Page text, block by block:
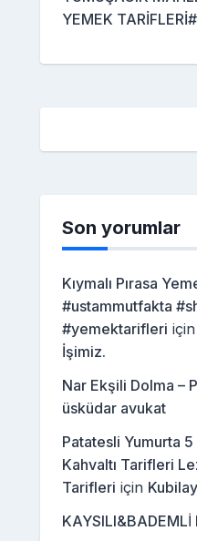
YEMEK
Son yorumlar
Kıymalı Pırasa
#ustammutfakta
#yemektarifleri için
İşimiz.
Nar Ekşili Dolma –
üsküdar avukat
Patatesli Yumurta
Kahvaltı Tarifleri
Tarifleri için
KAYSILI&BADEMLİ